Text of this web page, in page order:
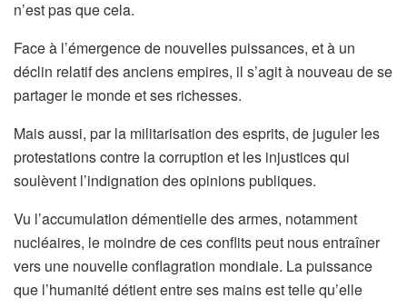
n’est pas que cela.
Face à l’émergence de nouvelles puissances, et à un
déclin relatif des anciens empires, il s’agit à nouveau de se
partager le monde et ses richesses.
Mais aussi, par la militarisation des esprits, de juguler les
protestations contre la corruption et les injustices qui
soulèvent l’indignation des opinions publiques.
Vu l’accumulation démentielle des armes, notamment
nucléaires, le moindre de ces conflits peut nous entraîner
vers une nouvelle conflagration mondiale. La puissance
que l’humanité détient entre ses mains est telle qu’elle